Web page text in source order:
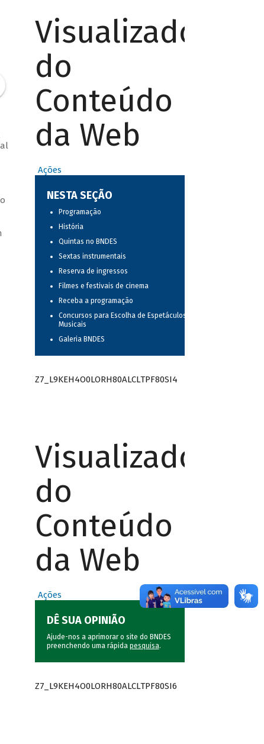
Visualizador
do
Conteúdo
da Web
Ações
NESTA SEÇÃO
Programação
História
Quintas no BNDES
Sextas instrumentais
Reserva de ingressos
Filmes e festivais de cinema
Receba a programação
Concursos para Escolha de Espetáculos
Musicais
Galeria BNDES
Z7_L9KEH4O0LORH80ALCLTPF80SI4
Visualizador
do
Conteúdo
da Web
Ações
DÊ SUA OPINIÃO
Ajude-nos a aprimorar o site do BNDES
preenchendo uma rápida pesquisa.
Z7_L9KEH4O0LORH80ALCLTPF80SI6